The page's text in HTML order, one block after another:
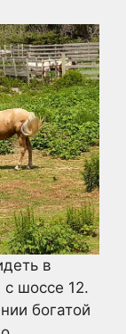
в
шоссе 12.
богатой